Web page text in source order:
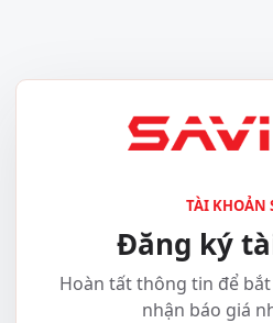
TÀI KHOẢN
Đăng ký
Hoàn tất thông tin để
nhận báo giá